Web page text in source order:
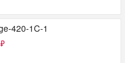
420-1C-1
₽